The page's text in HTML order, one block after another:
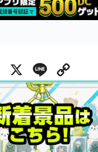
X Line